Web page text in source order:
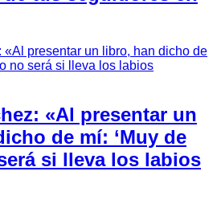
«Al presentar un
de mí: ‘Muy de
si lleva los labios